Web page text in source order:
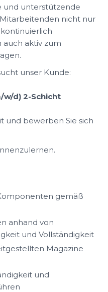
und unterstützende
nicht nur
aktiv zum
unser Kunde:
d) 2-Schicht
und bewerben Sie sich
gemäß
anhand von
und Vollständigkeit
Magazine
und